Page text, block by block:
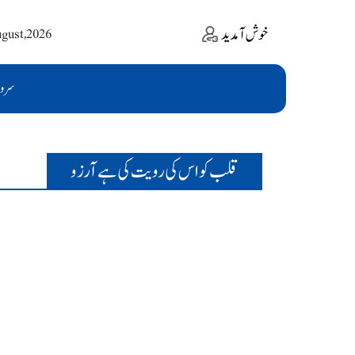
خوش آمدید
قلب کو اس کی رویت کی ہے آرزو